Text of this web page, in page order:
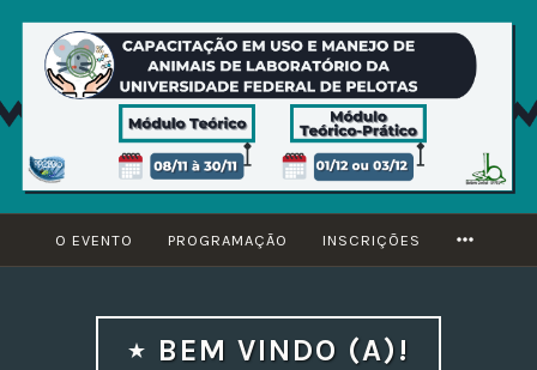
conteúdo
O EVENTO PROGRAMAÇÃO INSCRIÇÕES
BEM VINDO (A)!